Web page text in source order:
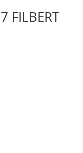
FILBERT